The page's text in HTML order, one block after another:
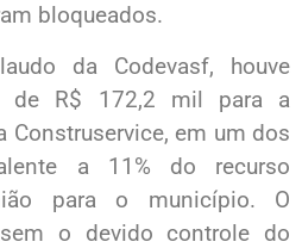
bloqueados.
da Codevasf, houve
de R$ 172,2 mil para a
Construservice, em um dos
a 11% do recurso
para o município. O
o devido controle do